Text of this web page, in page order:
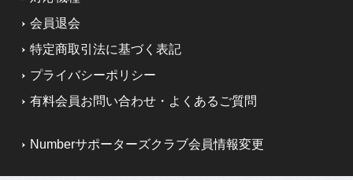
会員退会
特定商取引法に基づく表記
プライバシーポリシー
有料会員お問い合わせ・よくあるご質問
Numberサポーターズクラブ会員情報変更